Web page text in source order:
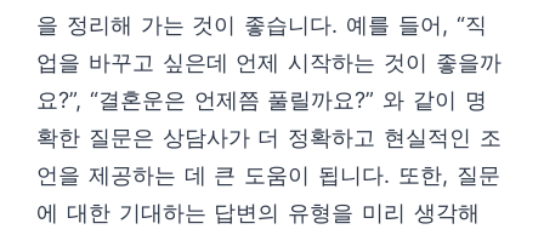
을 정리해 가는 것이 좋습니다. 예를 들어, “직
업을 바꾸고 싶은데 언제 시작하는 것이 좋을까
요?”, “결혼운은 언제쯤 풀릴까요?” 와 같이 명
확한 질문은 상담사가 더 정확하고 현실적인 조
언을 제공하는 데 큰 도움이 됩니다. 또한, 질문
에 대한 기대하는 답변의 유형을 미리 생각해